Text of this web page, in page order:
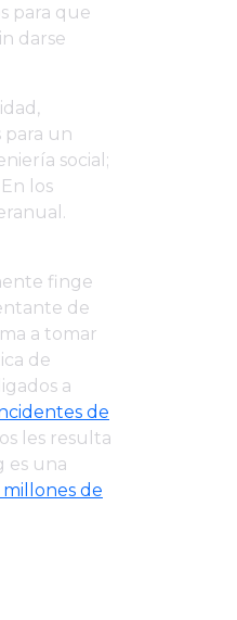
para que
darse
para un
social;
los
finge
de
a tomar
de
a
de
les resulta
es una
millones de